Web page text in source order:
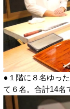
●１階に８名ゆっ
て６名。合計14名